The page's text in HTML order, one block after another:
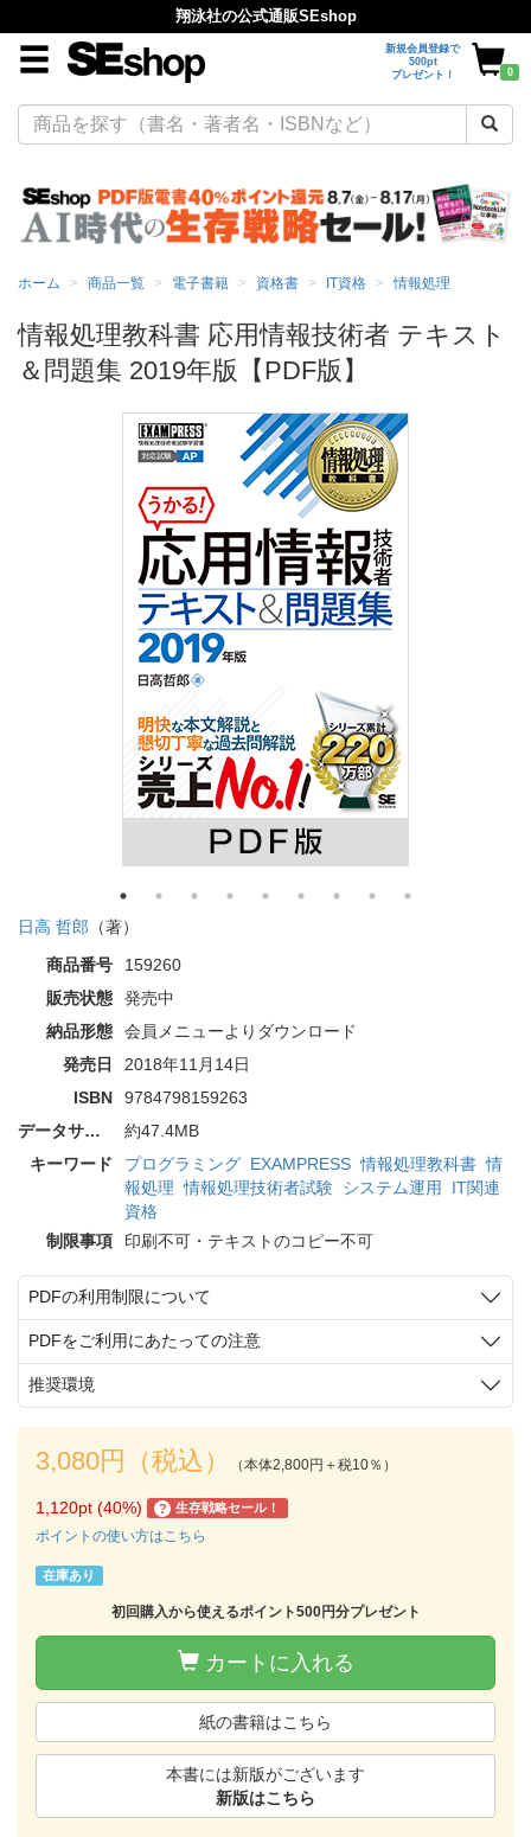
翔泳社の公式通販SEshop
新規会員登録で
500pt
プレゼント！
0
ホーム 商品一覧 電子書籍 資格書 IT資格 情報処理
情報処理教科書 応用情報技術者 テキスト
＆問題集 2019年版【PDF版】
日高 哲郎 （著）
商品番号
159260
販売状態
発売中
納品形態
会員メニューよりダウンロード
発売日
2018年11月14日
ISBN
9784798159263
データサイズ
約47.4MB
キーワード
プログラミング EXAMPRESS 情報処理教科書 情
報処理 情報処理技術者試験 システム運用
IT関連
資格
制限事項
印刷不可・テキストのコピー不可
PDFの利用制限について
PDFをご利用にあたっての注意
推奨環境
3,080円（税込） （本体2,800円＋税10％）
1,120pt (40%) ? 生存戦略セール！
ポイントの使い方はこちら
在庫あり
初回購入から使えるポイント500円分プレゼント
カートに入れる
紙の書籍はこちら
本書には新版がございます
新版はこちら